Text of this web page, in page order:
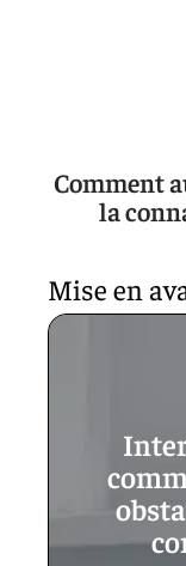
Comment
la
Mise en